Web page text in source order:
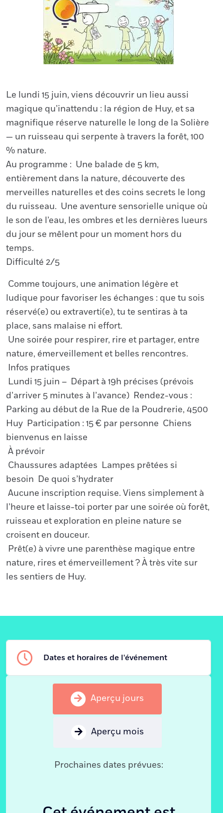
Le lundi 15 juin, viens découvrir un lieu aussi
magique qu’inattendu : la région de Huy, et sa
magnifique réserve naturelle le long de la Solière
— un ruisseau qui serpente à travers la forêt, 100
% nature.
Au programme : Une balade de 5 km,
entièrement dans la nature, découverte des
merveilles naturelles et des coins secrets le long
du ruisseau. Une aventure sensorielle unique où
le son de l’eau, les ombres et les dernières lueurs
du jour se mêlent pour un moment hors du
temps.
Difficulté 2/5
Comme toujours, une animation légère et
ludique pour favoriser les échanges : que tu sois
réservé(e) ou extraverti(e), tu te sentiras à ta
place, sans malaise ni effort.
Une soirée pour respirer, rire et partager, entre
nature, émerveillement et belles rencontres.
Infos pratiques
Lundi 15 juin – Départ à 19h précises (prévois
d’arriver 5 minutes à l’avance) Rendez-vous :
Parking au début de la Rue de la Poudrerie, 4500
Huy Participation : 15 € par personne Chiens
bienvenus en laisse
À prévoir
Chaussures adaptées Lampes prêtées si
besoin De quoi s’hydrater
Aucune inscription requise. Viens simplement à
l’heure et laisse-toi porter par une soirée où forêt,
ruisseau et exploration en pleine nature se
croisent en douceur.
Prêt(e) à vivre une parenthèse magique entre
nature, rires et émerveillement ? À très vite sur
les sentiers de Huy.
Dates et horaires de l'événement
Aperçu jours
Aperçu mois
Prochaines dates prévues: